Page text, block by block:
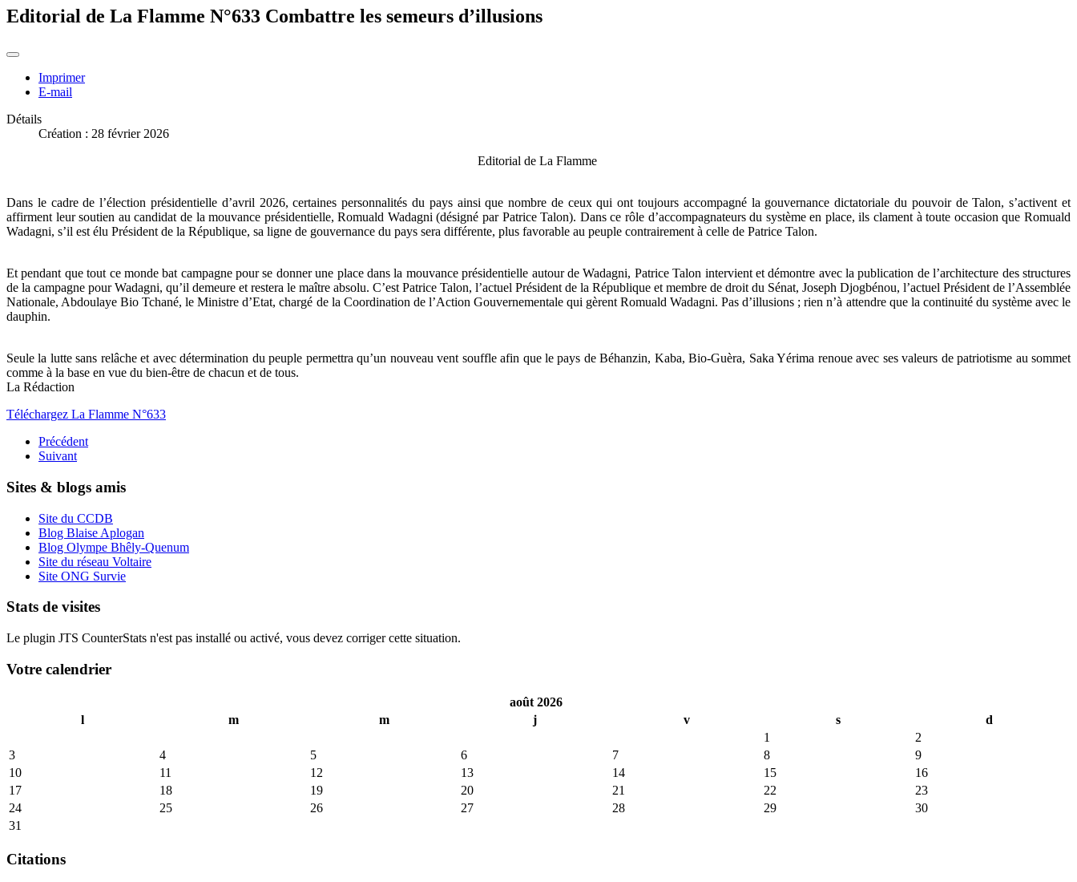
Editorial de La Flamme N°633 Combattre les semeurs d’illusions
Imprimer
E-mail
Détails
Création : 28 février 2026
Editorial de La Flamme
Dans le cadre de l’élection présidentielle d’avril 2026, certaines personnalités du pays ainsi que nombre de ceux qui ont toujours accompagné la gouvernance dictatoriale du pouvoir de Talon, s’activent et
affirment leur soutien au candidat de la mouvance présidentielle, Romuald Wadagni (désigné par Patrice Talon). Dans ce rôle d’accompagnateurs du système en place, ils clament à toute occasion que Romuald
Wadagni, s’il est élu Président de la République, sa ligne de gouvernance du pays sera différente, plus favorable au peuple contrairement à celle de Patrice Talon.
Et pendant que tout ce monde bat campagne pour se donner une place dans la mouvance présidentielle autour de Wadagni, Patrice Talon intervient et démontre avec la publication de l’architecture des structures
de la campagne pour Wadagni, qu’il demeure et restera le maître absolu. C’est Patrice Talon, l’actuel Président de la République et membre de droit du Sénat, Joseph Djogbénou, l’actuel Président de l’Assemblée
Nationale, Abdoulaye Bio Tchané, le Ministre d’Etat, chargé de la Coordination de l’Action Gouvernementale qui gèrent Romuald Wadagni. Pas d’illusions ; rien n’à attendre que la continuité du système avec le
dauphin.
Seule la lutte sans relâche et avec détermination du peuple permettra qu’un nouveau vent souffle afin que le pays de Béhanzin, Kaba, Bio-Guèra, Saka Yérima renoue avec ses valeurs de patriotisme au sommet
comme à la base en vue du bien-être de chacun et de tous.
La Rédaction
Téléchargez La Flamme N°633
Précédent
Suivant
Sites & blogs amis
Site du CCDB
Blog Blaise Aplogan
Blog Olympe Bhêly-Quenum
Site du réseau Voltaire
Site ONG Survie
Stats de visites
Le plugin JTS CounterStats n'est pas installé ou activé, vous devez corriger cette situation.
Votre calendrier
août 2026
l
m m j v s
d
1
2
3
4 5 6 7 8
9
10
11 12 13 14 15
16
17
18 19 20 21 22
23
24
25 26 27 28 29
30
31
Citations